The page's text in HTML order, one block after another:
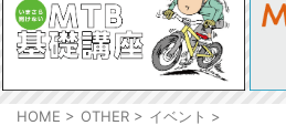
HOME > OTHER > イベント >